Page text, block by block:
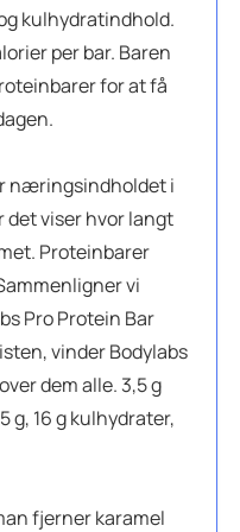
kulhydratindhold.
per bar. Baren
for at få
næringsindholdet i
det viser hvor langt
Proteinbarer
vi
Pro Protein Bar
vinder Bodylabs
dem alle. 3,5 g
g, 16 g kulhydrater,
fjerner karamel